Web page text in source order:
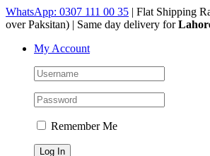
Skip
to
WhatsApp: 0307 111 00 35 | Flat Shipping
over Paksitan) | Same day delivery for
My Account
Remember Me